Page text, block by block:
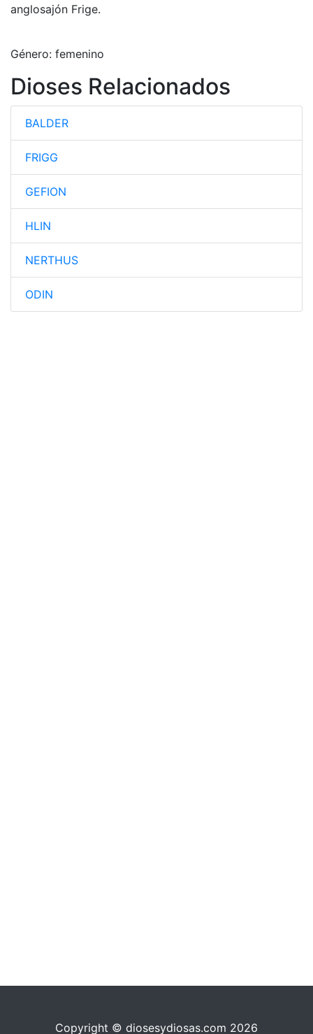
anglosajón Frige.
Género: femenino
Dioses Relacionados
BALDER
FRIGG
GEFION
HLIN
NERTHUS
ODIN
Copyright © diosesydiosas.com 2026